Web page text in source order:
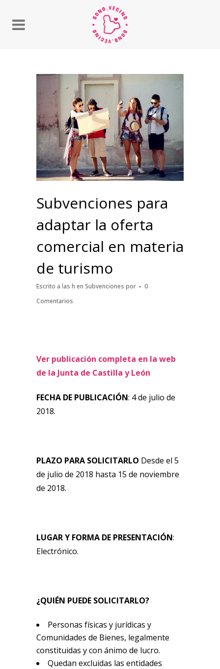
Subvenciones para
adaptar la oferta
comercial en materia
de turismo
Escrito a las h en Subvenciones por
0
Comentarios
Ver publicación completa en la web
de la Junta de Castilla y León
FECHA DE PUBLICACIÓN: 4 de julio de
2018.
PLAZO PARA SOLICITARLO Desde el 5
de julio de 2018 hasta 15 de noviembre
de 2018.
LUGAR Y FORMA DE PRESENTACIÓN:
Electrónico.
¿QUIÉN PUEDE SOLICITARLO?
Personas físicas y jurídicas y
Comunidades de Bienes, legalmente
constituidas y con ánimo de lucro.
Quedan excluidas las entidades